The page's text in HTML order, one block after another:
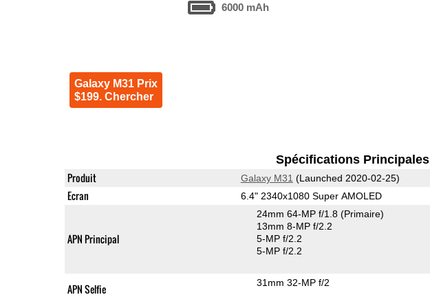
6000 mAh
Galaxy M31 Prix
$199. Chercher
Spécifications Principales
Produit Galaxy M31 (Launched 2020-02-25)
Ecran 6.4" 2340x1080 Super AMOLED
APN Principal
24mm 64-MP f/1.8 (Primaire)
13mm 8-MP f/2.2
5-MP f/2.2
5-MP f/2.2
APN Selfie 31mm 32-MP f/2